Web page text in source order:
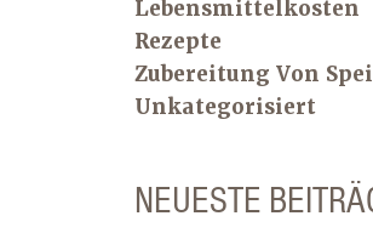
Lebensmittelkosten
Rezepte
Zubereitung Von
Unkategorisiert
NEUESTE